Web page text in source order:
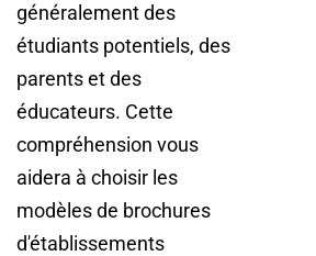
généralement des
étudiants potentiels, des
parents et des
éducateurs. Cette
compréhension vous
aidera à choisir les
modèles de brochures
d'établissements